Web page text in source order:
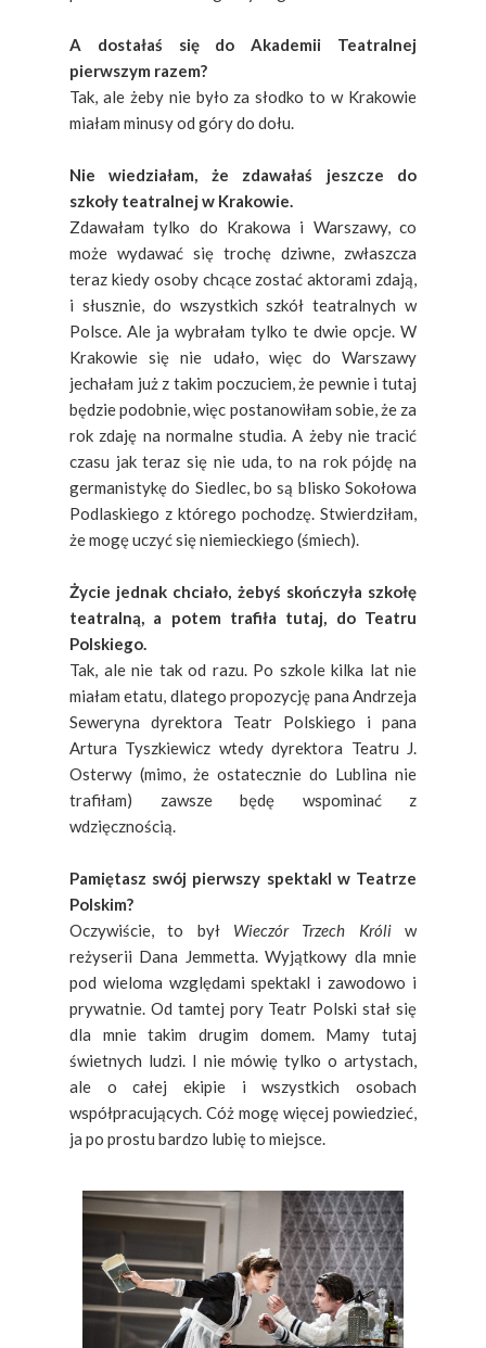
A dostałaś się do Akademii Teatralnej
pierwszym razem?
Tak, ale żeby nie było za słodko to w Krakowie
miałam minusy od góry do dołu.
Nie wiedziałam, że zdawałaś jeszcze do
szkoły teatralnej w Krakowie.
Zdawałam tylko do Krakowa i Warszawy, co
może wydawać się trochę dziwne, zwłaszcza
teraz kiedy osoby chcące zostać aktorami zdają,
i słusznie, do wszystkich szkół teatralnych w
Polsce. Ale ja wybrałam tylko te dwie opcje. W
Krakowie się nie udało, więc do Warszawy
jechałam już z takim poczuciem, że pewnie i tutaj
będzie podobnie, więc postanowiłam sobie, że za
rok zdaję na normalne studia. A żeby nie tracić
czasu jak teraz się nie uda, to na rok pójdę na
germanistykę do Siedlec, bo są blisko Sokołowa
Podlaskiego z którego pochodzę. Stwierdziłam,
że mogę uczyć się niemieckiego (śmiech).
Życie jednak chciało, żebyś skończyła szkołę
teatralną, a potem trafiła tutaj, do Teatru
Polskiego.
Tak, ale nie tak od razu. Po szkole kilka lat nie
miałam etatu, dlatego propozycję pana Andrzeja
Seweryna dyrektora Teatr Polskiego i pana
Artura Tyszkiewicz wtedy dyrektora Teatru J.
Osterwy (mimo, że ostatecznie do Lublina nie
trafiłam) zawsze będę wspominać z
wdzięcznością.
Pamiętasz swój pierwszy spektakl w Teatrze
Polskim?
Oczywiście, to był Wieczór Trzech Króliw
reżyserii Dana Jemmetta. Wyjątkowy dla mnie
pod wieloma względami spektakl i zawodowo i
prywatnie. Od tamtej pory Teatr Polski stał się
dla mnie takim drugim domem. Mamy tutaj
świetnych ludzi. I nie mówię tylko o artystach,
ale o całej ekipie i wszystkich osobach
współpracujących. Cóż mogę więcej powiedzieć,
ja po prostu bardzo lubię to miejsce.